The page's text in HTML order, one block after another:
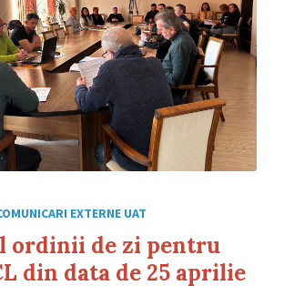
EXTERNE UAT
ordinii de zi pentru
din data de 25 aprilie